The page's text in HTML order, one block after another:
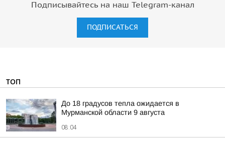
Подписывайтесь на наш Telegram-канал
ПОДПИСАТЬСЯ
ТОП
До 18 градусов тепла ожидается в
Мурманской области 9 августа
08:04